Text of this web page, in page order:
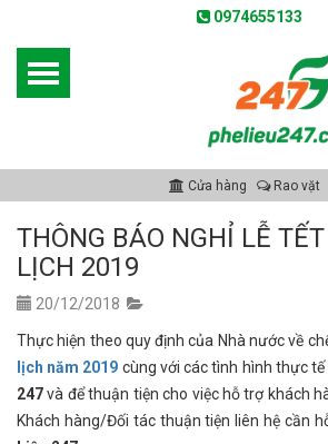
0974655133
Cửa hàng Rao vặt
THÔNG BÁO NGHỈ LỄ
LỊCH 2019
20/12/2018
Thực hiện theo quy định của Nhà nước về
lịch năm 2019 cùng với các tình hình thực tế
247và để thuận tiện cho việc hỗ trợ khách
Khách hàng/Đối tác thuận tiện liên hệ cần